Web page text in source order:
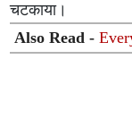
चटकाया।
Also Read -
Medanta Expert